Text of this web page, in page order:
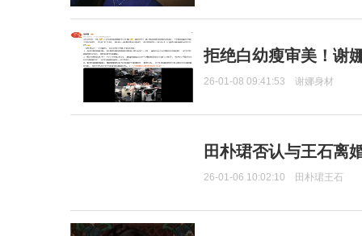
拒绝白幼瘦审美！谢
26-01-08 09:41:53 谢娜身材
田朴珺否认与王石离
26-01-06 10:02:10 田朴珺王石